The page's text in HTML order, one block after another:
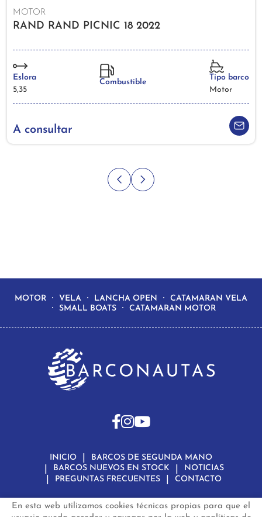
MOTOR
RAND RAND PICNIC 18 2022
Eslora
5,35
Combustible
Tipo barco
Motor
A consultar
En esta web utilizamos cookies técnicas propias para que el
MOTOR VELA LANCHA OPEN
CATAMARAN VELA
SMALL BOATS
CATAMARAN MOTOR
INICIO
BARCOS DE SEGUNDA MANO
BARCOS NUEVOS EN STOCK
NOTICIAS
PREGUNTAS FRECUENTES
CONTACTO
Aviso Legal
Política de Privacidad de Datos
Política de Cookies
Configuración de Cookies